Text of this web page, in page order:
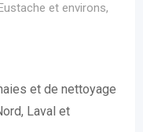
et environs,
et de nettoyage
Laval et